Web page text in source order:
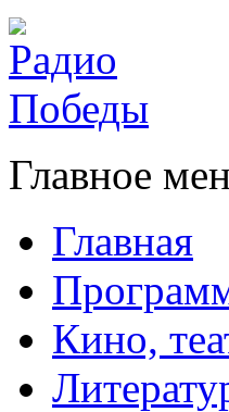
Главное
Главная
Кино,